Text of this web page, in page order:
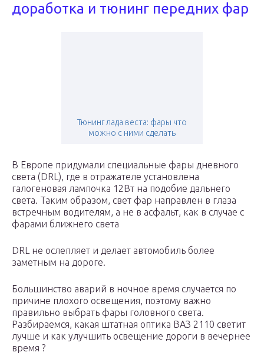
доработка и тюнинг передних фар
Тюнинг лада веста: фары что
можно с ними сделать
В Европе придумали специальные фары дневного
света (DRL), где в отражателе установлена
галогеновая лампочка 12Вт на подобие дальнего
света. Таким образом, свет фар направлен в глаза
встречным водителям, а не в асфальт, как в случае с
фарами ближнего света
DRL не ослепляет и делает автомобиль более
заметным на дороге.
Большинство аварий в ночное время случается по
причине плохого освещения, поэтому важно
правильно выбрать фары головного света.
Разбираемся, какая штатная оптика ВАЗ 2110 светит
лучше и как улучшить освещение дороги в вечернее
время ?